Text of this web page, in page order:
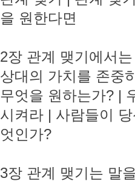
을 원한다면
2장 관계 맺기에서
상대의 가치를 존중
무엇을 원하는가? |
시켜라 | 사람들이
엇인가?
3장 관계 맺기는 말